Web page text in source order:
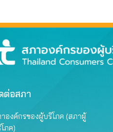
ต่อสภา
องค์กรของผู้บริโภค (สภาผู้
ภค)